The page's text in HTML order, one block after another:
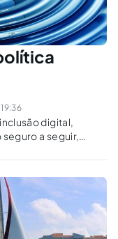
digital,
a seguir,